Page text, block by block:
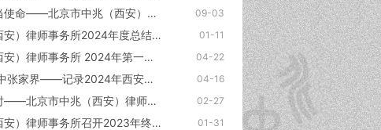
铭记历史，担当使命——北京市中兆（西安）律师事务所共观抗战胜利80周年纪念盛典 09-03
北京市中兆（西安）律师事务所2024年度总结大会圆满落幕 01-11
北京市中兆（西安）律师事务所 2024年第一次刑事辩护专业培训 04-22
逍遥世外境 仙中张家界——记录2024年西安中兆张家界踏春之旅 04-16
新年动员进行时——北京市中兆（西安）律师事务所召开新春动员大会 02-27
北京市中兆（西安）律师事务所召开2023年终总结大会 01-31